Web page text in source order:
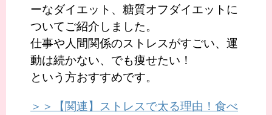
ーなダイエット、糖質オフダイエットに
ついてご紹介しました。
仕事や人間関係のストレスがすごい、運
動は続かない、でも痩せたい！
という方おすすめです。
＞＞【関連】ストレスで太る理由！食べ